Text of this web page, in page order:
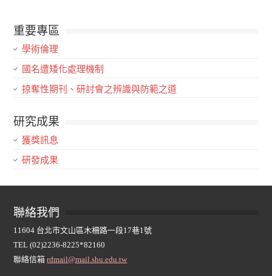
重要專區
學術倫理
國名遭矮化處理機制
掠奪性期刊、研討會之辨識與防範之道
研究成果
獲獎訊息
研發成果
聯絡我們
11604 台北市文山區木柵路一段17巷1號
TEL (02)2236-8225*82160
聯絡信箱rdmail@mail.shu.edu.tw